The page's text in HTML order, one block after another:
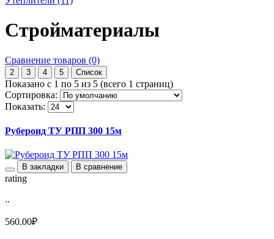
Стройматериалы
Сравнение товаров (0)
2 3 4 5 Список
Показано с 1 по 5 из 5 (всего 1 страниц)
Сортировка:
Показать:
Рубероид ТУ РПП 300 15м
В закладки В сравнение
rating
..
560.00₽